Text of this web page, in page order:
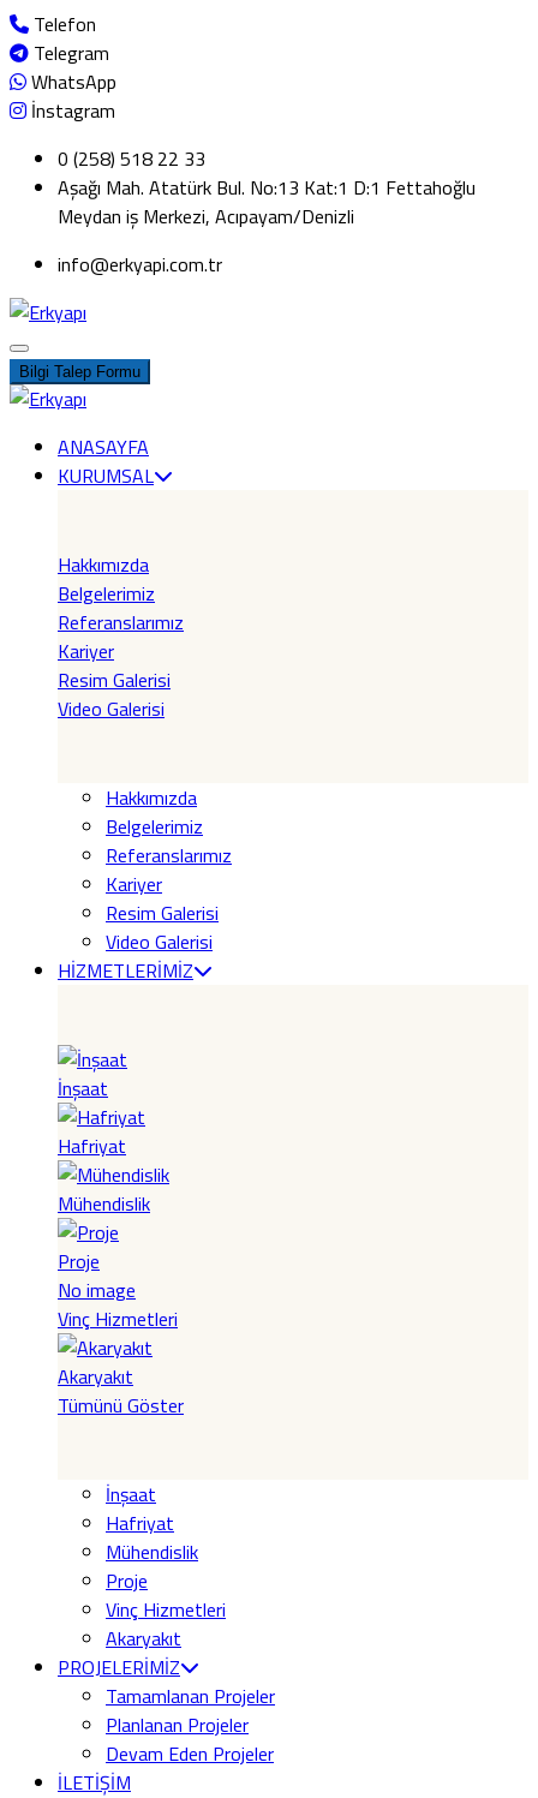
Telefon
Telegram
WhatsApp
İnstagram
0 (258) 518 22 33
Aşağı Mah. Atatürk Bul. No:13 Kat:1 D:1 Fettahoğlu
Meydan iş Merkezi, Acıpayam/Denizli
info@erkyapi.com.tr
Bilgi Talep Formu
ANASAYFA
KURUMSAL
Hakkımızda
Belgelerimiz
Referanslarımız
Kariyer
Resim Galerisi
Video Galerisi
Hakkımızda
Belgelerimiz
Referanslarımız
Kariyer
Resim Galerisi
Video Galerisi
HİZMETLERİMİZ
İnşaat
Hafriyat
Mühendislik
Proje
No image
Vinç Hizmetleri
Akaryakıt
Tümünü Göster
İnşaat
Hafriyat
Mühendislik
Proje
Vinç Hizmetleri
Akaryakıt
PROJELERİMİZ
Tamamlanan Projeler
Planlanan Projeler
Devam Eden Projeler
İLETİŞİM